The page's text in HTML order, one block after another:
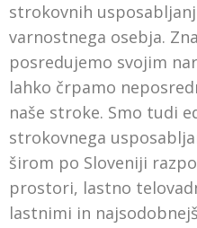
strokovnih
varnostnega osebja.
posredujemo svojim
lahko črpamo
naše stroke. Smo tudi
strokovnega
širom po Sloveniji
prostori, lastno
lastnimi in